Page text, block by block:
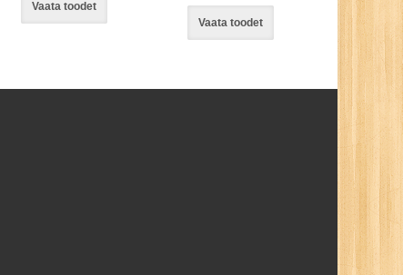
Vaata toodet
Vaata toodet